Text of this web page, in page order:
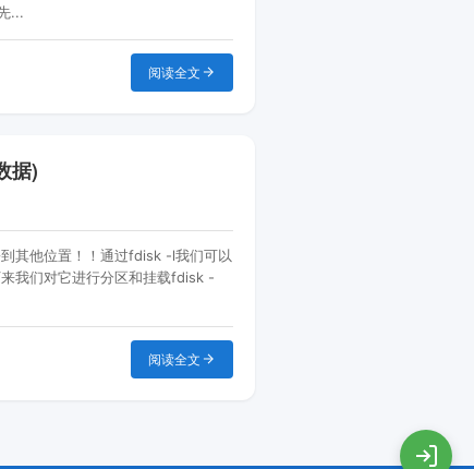
...
阅读全文
据)
其他位置！！通过fdisk -l我们可以
我们对它进行分区和挂载fdisk -
阅读全文